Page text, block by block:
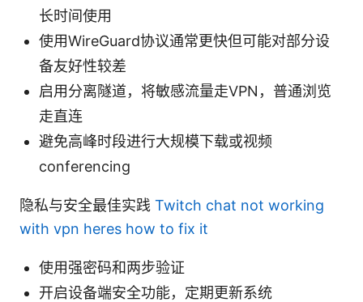
长时间使用
使用WireGuard协议通常更快但可能对部分设
备友好性较差
启用分离隧道，将敏感流量走VPN，普通浏览
走直连
避免高峰时段进行大规模下载或视频
conferencing
隐私与安全最佳实践 Twitch chat not working
with vpn heres how to fix it
使用强密码和两步验证
开启设备端安全功能，定期更新系统